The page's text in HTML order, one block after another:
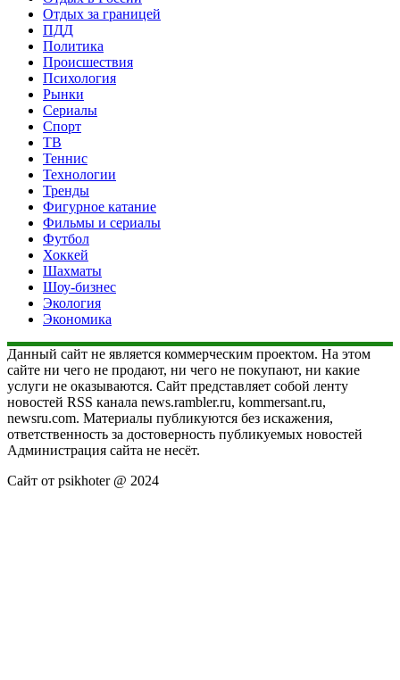
Отдых за границей
ПДД
Политика
Происшествия
Психология
Рынки
Сериалы
Спорт
ТВ
Теннис
Технологии
Тренды
Фигурное катание
Фильмы и сериалы
Футбол
Хоккей
Шахматы
Шоу-бизнес
Экология
Экономика
Данный сайт не является коммерческим проектом. На этом
сайте ни чего не продают, ни чего не покупают, ни какие
услуги не оказываются. Сайт представляет собой ленту
новостей RSS канала news.rambler.ru, kommersant.ru,
newsru.com. Материалы публикуются без искажения,
ответственность за достоверность публикуемых новостей
Администрация сайта не несёт.
Сайт от psikhoter @ 2024